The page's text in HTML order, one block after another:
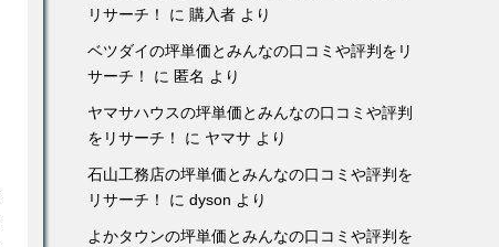
リサーチ！
に 購入者 より
ベツダイの坪単価とみんなの口コミや評判をリ
サーチ！
に 匿名 より
ヤマサハウスの坪単価とみんなの口コミや評判
をリサーチ！
に ヤマサ より
石山工務店の坪単価とみんなの口コミや評判を
リサーチ！
に dyson より
よかタウンの坪単価とみんなの口コミや評判を